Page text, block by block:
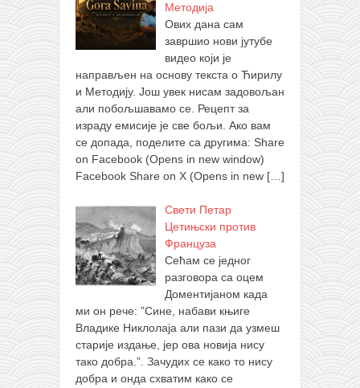
Методија
Ових дана сам
завршио нови јутубе
видео који је
направљен на основу текста о Ћирилу
и Методију. Још увек нисам задовољан
али побољшавамо се. Рецепт за
израду емисије је све бољи. Ако вам
се допада, поделите са другима: Share
on Facebook (Opens in new window)
Facebook Share on X (Opens in new […]
Свети Петар
Цетињски против
Француза
Сећам се једног
разговора са оцем
Доментијаном када
ми он рече: ”Сине, набави књиге
Владике Никлолаја али пази да узмеш
старије издање, јер ова новија нису
тако добра.”. Зачудих се како то нису
добра и онда схватим како се